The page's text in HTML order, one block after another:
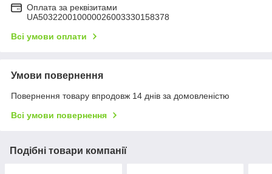
Оплата за реквізитами
UA503220010000026003330158378
Всі умови оплати
Умови повернення
Повернення товару впродовж 14 днів за домовленістю
Всі умови повернення
Подібні товари компанії